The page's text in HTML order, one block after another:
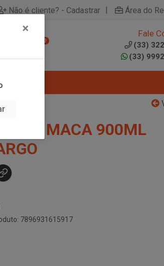
Não é cliente? - Cadastrar | Área do
0
Fale
(33)
(33)
MACA 900ML
7896931615917
×